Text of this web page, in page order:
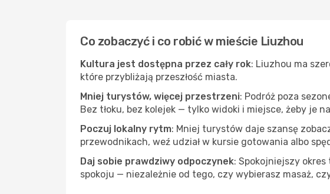
Co zobaczyć i co robić w mieście Liuzhou
Kultura jest dostępna przez cały rok: Liuzhou ma
które przybliżają przeszłość miasta.
Mniej turystów, więcej przestrzeni: Podróż poza
Bez tłoku, bez kolejek — tylko widoki i miejsce, żeby je
Poczuj lokalny rytm: Mniej turystów daje szansę
przewodnikach, weź udział w kursie gotowania albo
Daj sobie prawdziwy odpoczynek: Spokojniejszy
spokoju — niezależnie od tego, czy wybierasz masaż,